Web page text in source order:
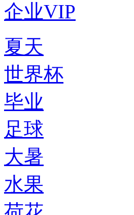
企业VIP
夏天
世界杯
毕业
足球
大暑
水果